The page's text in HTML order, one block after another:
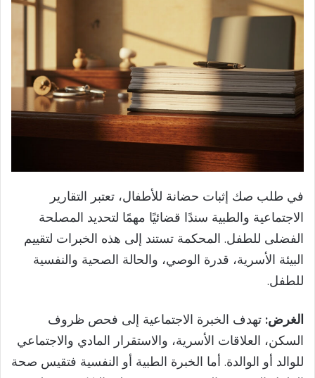
في طلب صك إثبات حضانة للأطفال، تعتبر التقارير
الاجتماعية والطبية سندًا قضائيًا مهمًا لتحديد المصلحة
الفضلى للطفل. المحكمة تستند إلى هذه الخبرات لتقييم
البيئة الأسرية، قدرة الوصي، والحالة الصحية والنفسية
للطفل.
الغرض: تهدف الخبرة الاجتماعية إلى فحص ظروف
السكن، العلاقات الأسرية، والاستقرار المادي والاجتماعي
للوالد أو الوالدة. أما الخبرة الطبية أو النفسية فتقيس صحة